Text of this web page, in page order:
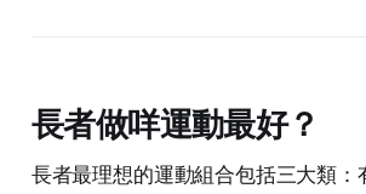
長者做咩運動最好？
長者最理想的運動組合包括三大類：